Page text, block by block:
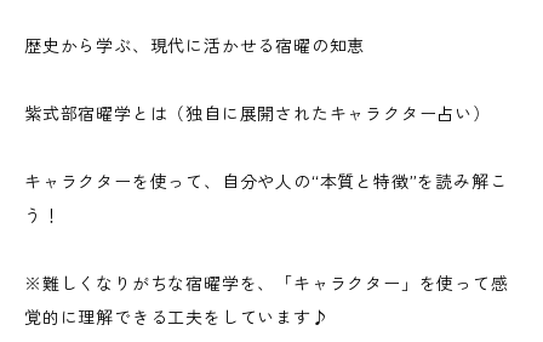
歴史から学ぶ、現代に活かせる宿曜の知恵
紫式部宿曜学とは（独自に展開されたキャラクター占い）
キャラクターを使って、自分や人の“本質と特徴”を読み解こ
う！
※難しくなりがちな宿曜学を、「キャラクター」を使って感
覚的に理解できる工夫をしています♪